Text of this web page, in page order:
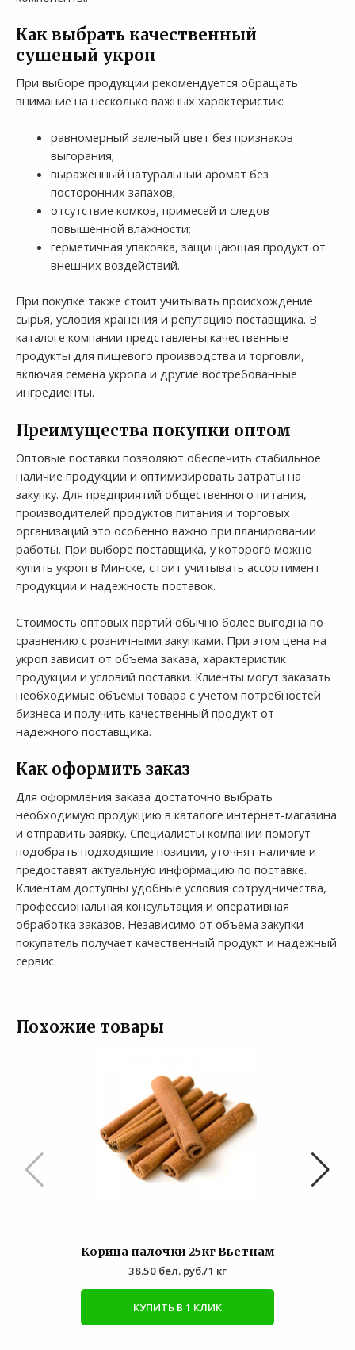
Как выбрать качественный
сушеный укроп
При выборе продукции рекомендуется обращать
внимание на несколько важных характеристик:
равномерный зеленый цвет без признаков
выгорания;
выраженный натуральный аромат без
посторонних запахов;
отсутствие комков, примесей и следов
повышенной влажности;
герметичная упаковка, защищающая продукт от
внешних воздействий.
При покупке также стоит учитывать происхождение
сырья, условия хранения и репутацию поставщика. В
каталоге компании представлены качественные
продукты для пищевого производства и торговли,
включая семена укропа и другие востребованные
ингредиенты.
Преимущества покупки оптом
Оптовые поставки позволяют обеспечить стабильное
наличие продукции и оптимизировать затраты на
закупку. Для предприятий общественного питания,
производителей продуктов питания и торговых
организаций это особенно важно при планировании
работы. При выборе поставщика, у которого можно
купить укроп в Минске, стоит учитывать ассортимент
продукции и надежность поставок.
Стоимость оптовых партий обычно более выгодна по
сравнению с розничными закупками. При этом цена на
укроп зависит от объема заказа, характеристик
продукции и условий поставки. Клиенты могут заказать
необходимые объемы товара с учетом потребностей
бизнеса и получить качественный продукт от
надежного поставщика.
Как оформить заказ
Для оформления заказа достаточно выбрать
необходимую продукцию в каталоге интернет-магазина
и отправить заявку. Специалисты компании помогут
подобрать подходящие позиции, уточнят наличие и
предоставят актуальную информацию по поставке.
Клиентам доступны удобные условия сотрудничества,
профессиональная консультация и оперативная
обработка заказов. Независимо от объема закупки
покупатель получает качественный продукт и надежный
сервис.
Похожие товары
Корица палочки 25кг Вьетнам
38.50 бел. руб./1 кг
КУПИТЬ В 1 КЛИК